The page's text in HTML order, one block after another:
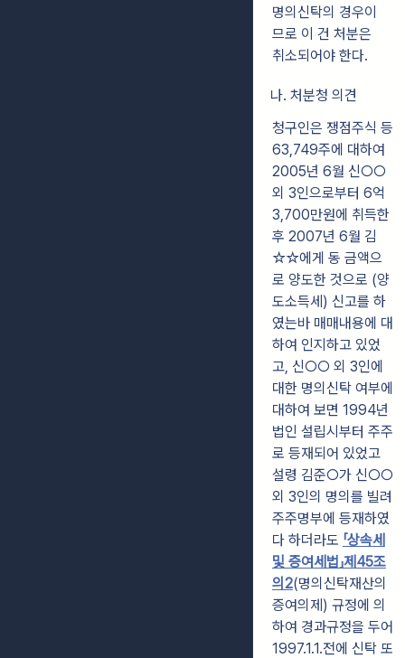
명의신탁의 경우이
므로 이 건 처분은
취소되어야 한다.
나. 처분청 의견
청구인은 쟁점주식 등
63,749주에 대하여
2005년 6월 신○○
외 3인으로부터 6억
3,700만원에 취득한
후 2007년 6월 김
☆☆에게 동 금액으
로 양도한 것으로 (양
도소득세) 신고를 하
였는바 매매내용에 대
하여 인지하고 있었
고, 신○○ 외 3인에
대한 명의신탁 여부에
대하여 보면 1994년
법인 설립시부터 주주
로 등재되어 있었고
설령 김준○가 신○○
외 3인의 명의를 빌려
주주명부에 등재하였
다 하더라도 「상속세
및 증여세법」제45조
의2(명의신탁재산의
증여의제) 규정에 의
하여 경과규정을 두어
1997.1.1.전에 신탁 또